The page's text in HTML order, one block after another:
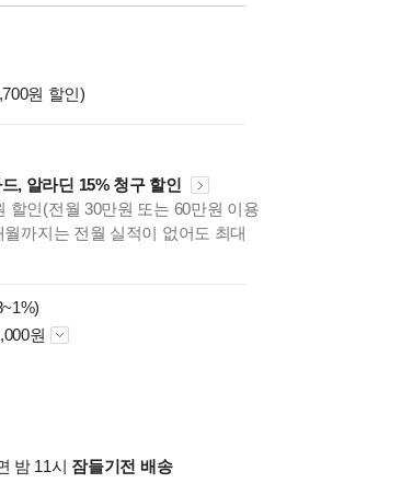
원 할인)
, 알라딘 15% 청구 할인
할인(전월 30만원 또는 60만원 이용
까지는 전월 실적이 없어도 최대
원
밤 11시 잠들기전 배송